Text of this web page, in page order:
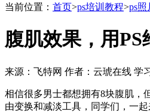
当前位置： 首页>ps培训教程>ps照
腹肌效果，用
来源：飞特网 作者：云琥在线 学
相信很多男士都想拥有8块腹肌，
由变换和减淡工具，同学们，一起